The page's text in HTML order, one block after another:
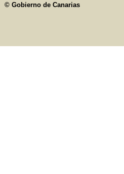
© Gobierno de Canarias